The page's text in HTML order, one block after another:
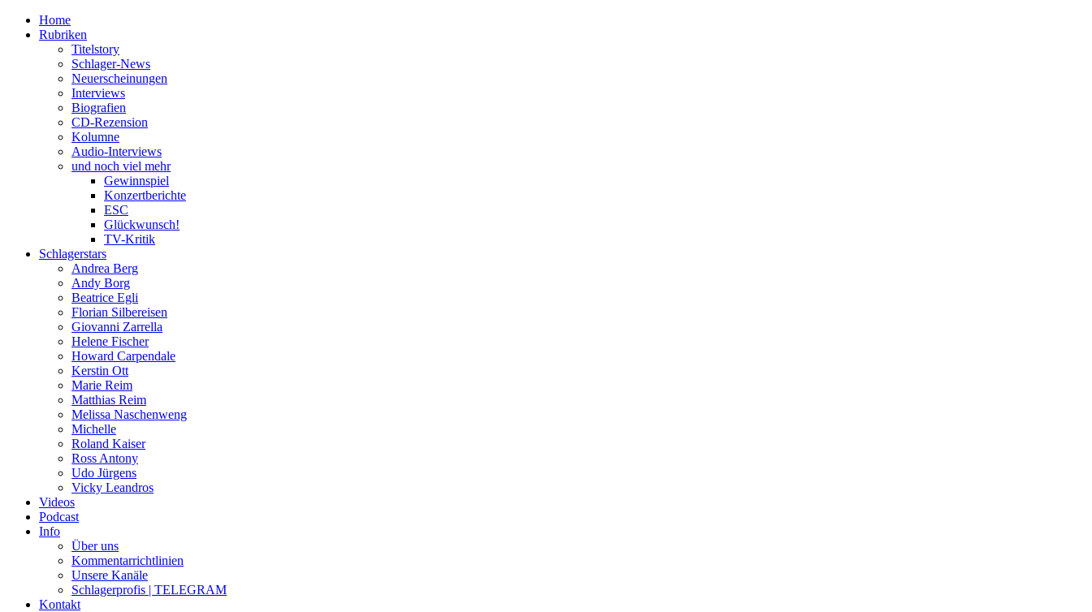
Home
Rubriken
Titelstory
Schlager-News
Neuerscheinungen
Interviews
Biografien
CD-Rezension
Kolumne
Audio-Interviews
und noch viel mehr
Gewinnspiel
Konzertberichte
ESC
Glückwunsch!
TV-Kritik
Schlagerstars
Andrea Berg
Andy Borg
Beatrice Egli
Florian Silbereisen
Giovanni Zarrella
Helene Fischer
Howard Carpendale
Kerstin Ott
Marie Reim
Matthias Reim
Melissa Naschenweng
Michelle
Roland Kaiser
Ross Antony
Udo Jürgens
Vicky Leandros
Videos
Podcast
Info
Über uns
Kommentarrichtlinien
Unsere Kanäle
Schlagerprofis | TELEGRAM
Kontakt